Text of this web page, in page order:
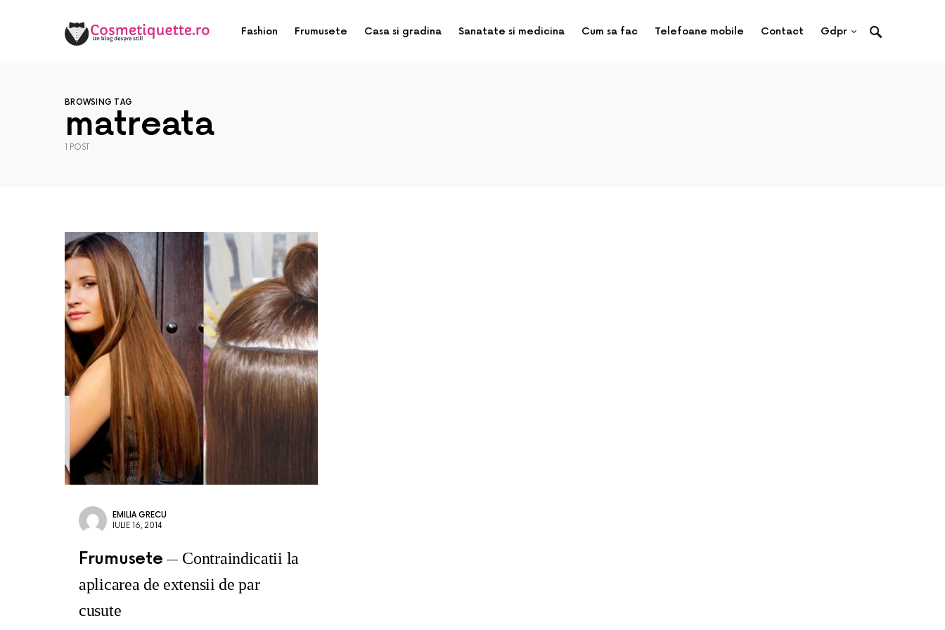
Fashion Frumusete Casa si gradina Sanatate si medicina Cum sa fac Telefoane mobile Contact Gdpr
BROWSING TAG
matreata
1 POST
EMILIA GRECU
IULIE 16, 2014
Frumusete
Contraindicatii la
aplicarea de extensii de par
cusute